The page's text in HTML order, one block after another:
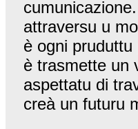
attraversu u
è ogni
è trasmette un
aspettatu di
creà un futuru